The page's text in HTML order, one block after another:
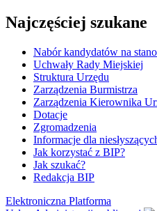
Najczęściej szukane
Nabór kandydatów na
Uchwały Rady Miejskiej
Struktura Urzędu
Zarządzenia Burmistrza
Zarządzenia Kierownika
Dotacje
Zgromadzenia
Informacje dla
Jak korzystać z BIP?
Jak szukać?
Redakcja BIP
Elektroniczna Platforma